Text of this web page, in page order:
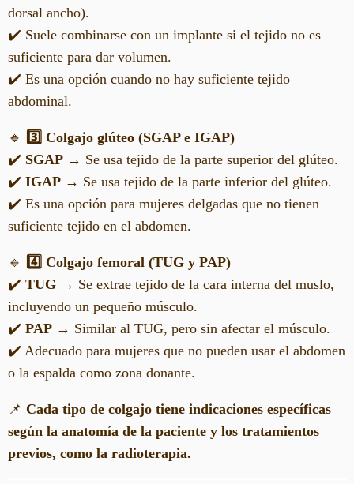
dorsal ancho).
✔️ Suele combinarse con un implante si el tejido no es
suficiente para dar volumen.
✔️ Es una opción cuando no hay suficiente tejido
abdominal.
🔹
3️⃣ Colgajo glúteo (SGAP e IGAP)
✔️ SGAP → Se usa tejido de la parte superior del glúteo.
✔️ IGAP → Se usa tejido de la parte inferior del glúteo.
✔️ Es una opción para mujeres delgadas que no tienen
suficiente tejido en el abdomen.
🔹
4️⃣ Colgajo femoral (TUG y PAP)
✔️ TUG → Se extrae tejido de la cara interna del muslo,
incluyendo un pequeño músculo.
✔️ PAP → Similar al TUG, pero sin afectar el músculo.
✔️ Adecuado para mujeres que no pueden usar el abdomen
o la espalda como zona donante.
📌 Cada tipo de colgajo tiene indicaciones específicas
según la anatomía de la paciente y los tratamientos
previos, como la radioterapia.